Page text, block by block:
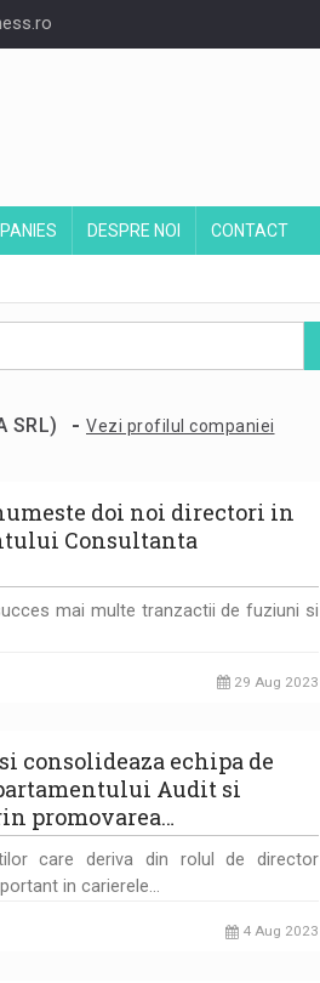
DESPRE NOI CONTACT
SRL) - Vezi profilul companiei
doi noi directori in
Consultanta
mai multe tranzactii de fuziuni si
29 Aug 2023
consolideaza echipa de
Audit si
promovarea…
care deriva din rolul de director
in carierele…
4 Aug 2023